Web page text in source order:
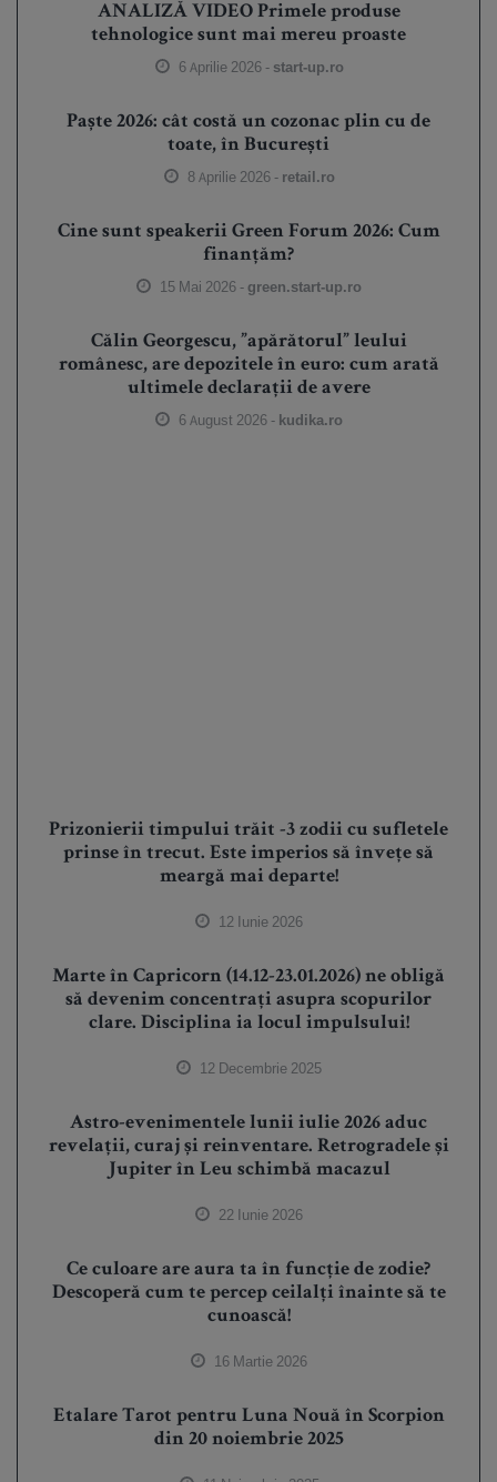
ANALIZĂ VIDEO Primele produse
tehnologice sunt mai mereu proaste
6 Aprilie 2026 - start-up.ro
Paște 2026: cât costă un cozonac plin cu de
toate, în București
8 Aprilie 2026 - retail.ro
Cine sunt speakerii Green Forum 2026: Cum
finanțăm?
15 Mai 2026 - green.start-up.ro
Călin Georgescu, ”apărătorul” leului
românesc, are depozitele în euro: cum arată
ultimele declarații de avere
6 August 2026 - kudika.ro
Prizonierii timpului trăit -3 zodii cu sufletele
prinse în trecut. Este imperios să învețe să
meargă mai departe!
12 Iunie 2026
Marte în Capricorn (14.12-23.01.2026) ne obligă
să devenim concentrați asupra scopurilor
clare. Disciplina ia locul impulsului!
12 Decembrie 2025
Astro-evenimentele lunii iulie 2026 aduc
revelații, curaj și reinventare. Retrogradele și
Jupiter în Leu schimbă macazul
22 Iunie 2026
Ce culoare are aura ta în funcție de zodie?
Descoperă cum te percep ceilalți înainte să te
cunoască!
16 Martie 2026
Etalare Tarot pentru Luna Nouă în Scorpion
din 20 noiembrie 2025